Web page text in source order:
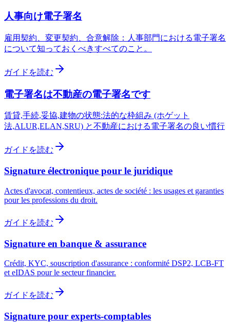
人事向け電子署名
雇用契約、変更契約、合意解除：人事部門における電子署名
について知っておくべきすべてのこと。
ガイドを読む
電子署名は不動産の電子署名です
賃貸,手続,妥協,建物の状態:法的な枠組み (ホゲット
法,ALUR,ELAN,SRU) と不動産における電子署名の良い慣行
ガイドを読む
Signature électronique pour le juridique
Actes d'avocat, contentieux, actes de société : les usages et garanties
pour les professions du droit.
ガイドを読む
Signature en banque & assurance
Crédit, KYC, souscription d'assurance : conformité DSP2, LCB-FT
et eIDAS pour le secteur financier.
ガイドを読む
Signature pour experts-comptables